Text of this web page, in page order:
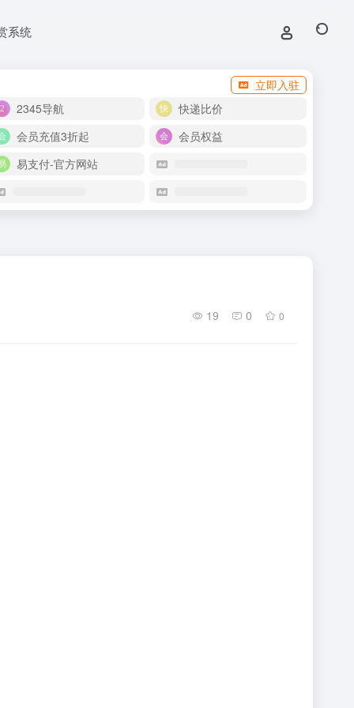
系统
立即入驻
2345导航
快递比价
会员充值3折起
会员权益
易支付-官方网站
19 0 0